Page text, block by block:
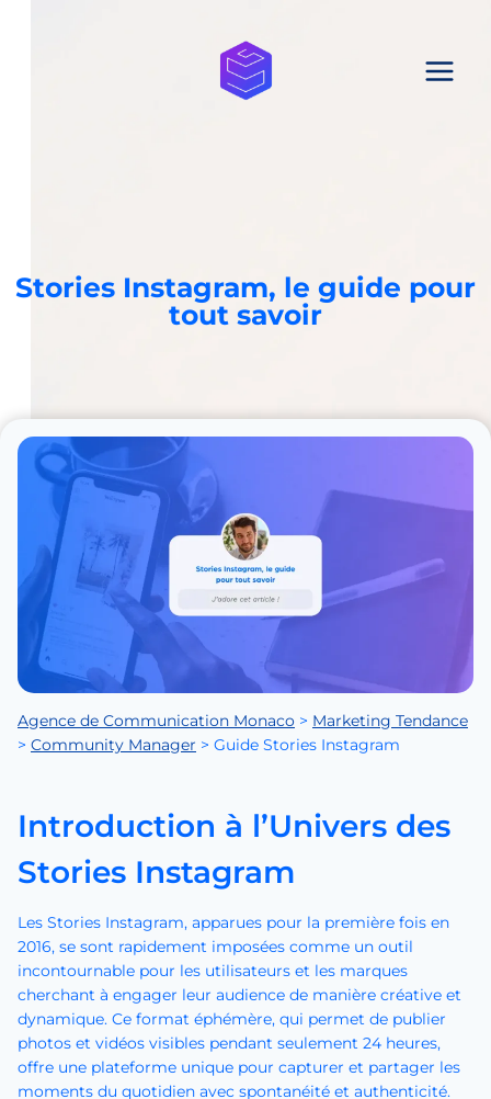
Stories Instagram, le guide pour
tout savoir
Agence de Communication Monaco > Marketing Tendance
> Community Manager > Guide Stories Instagram
Introduction à l’Univers des
Stories Instagram
Les Stories Instagram, apparues pour la première fois en
2016, se sont rapidement imposées comme un outil
incontournable pour les utilisateurs et les marques
cherchant à engager leur audience de manière créative et
dynamique. Ce format éphémère, qui permet de publier
photos et vidéos visibles pendant seulement 24 heures,
offre une plateforme unique pour capturer et partager les
moments du quotidien avec spontanéité et authenticité.